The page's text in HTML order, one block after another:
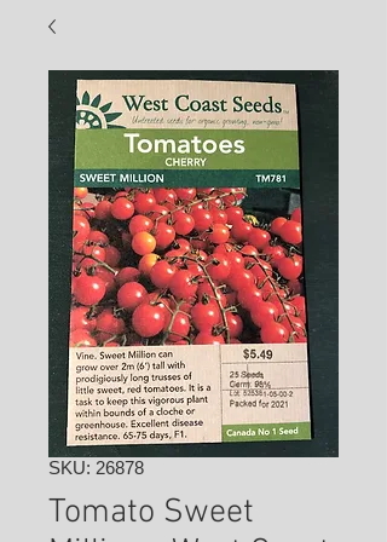
SKU: 26878
Tomato Sweet